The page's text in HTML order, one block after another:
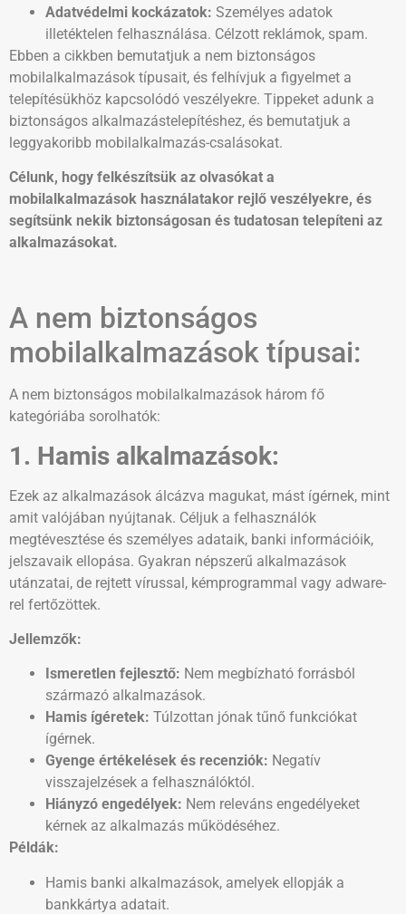
Adatvédelmi kockázatok: Személyes adatok
illetéktelen felhasználása. Célzott reklámok, spam.
Ebben a cikkben bemutatjuk a nem biztonságos
mobilalkalmazások típusait, és felhívjuk a figyelmet a
telepítésükhöz kapcsolódó veszélyekre. Tippeket adunk a
biztonságos alkalmazástelepítéshez, és bemutatjuk a
leggyakoribb mobilalkalmazás-csalásokat.
Célunk, hogy felkészítsük az olvasókat a
mobilalkalmazások használatakor rejlő veszélyekre, és
segítsünk nekik biztonságosan és tudatosan telepíteni az
alkalmazásokat.
A nem biztonságos
mobilalkalmazások típusai:
A nem biztonságos mobilalkalmazások három fő
kategóriába sorolhatók:
1. Hamis alkalmazások:
Ezek az alkalmazások álcázva magukat, mást ígérnek, mint
amit valójában nyújtanak. Céljuk a felhasználók
megtévesztése és személyes adataik, banki információik,
jelszavaik ellopása. Gyakran népszerű alkalmazások
utánzatai, de rejtett vírussal, kémprogrammal vagy adware-
rel fertőzöttek.
Jellemzők:
Ismeretlen fejlesztő: Nem megbízható forrásból
származó alkalmazások.
Hamis ígéretek: Túlzottan jónak tűnő funkciókat
ígérnek.
Gyenge értékelések és recenziók: Negatív
visszajelzések a felhasználóktól.
Hiányzó engedélyek: Nem releváns engedélyeket
kérnek az alkalmazás működéséhez.
Példák:
Hamis banki alkalmazások, amelyek ellopják a
bankkártya adatait.